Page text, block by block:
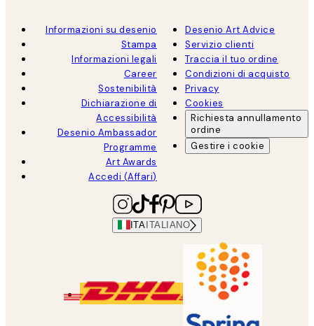
Informazioni su desenio
Stampa
Informazioni legali
Career
Sostenibilità
Dichiarazione di
Accessibilità
Desenio Ambassador
Programme
Art Awards
Accedi (Affari)
Desenio Art Advice
Servizio clienti
Traccia il tuo ordine
Condizioni di acquisto
Privacy
Cookies
Richiesta annullamento
ordine
Gestire i cookie
ITA ITALIANO